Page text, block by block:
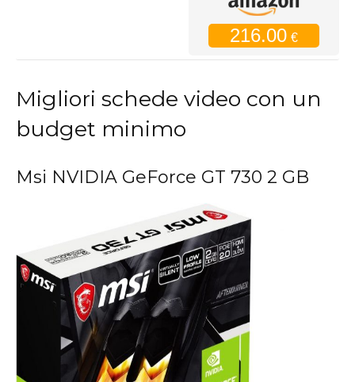
216.00 €
Migliori schede video con un
budget minimo
Msi NVIDIA GeForce GT 730 2 GB